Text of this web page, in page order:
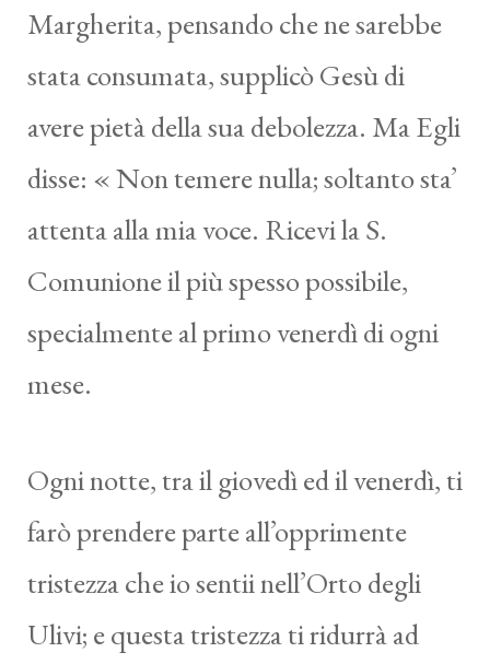
Margherita, pensando che ne sarebbe
stata consumata, supplicò Gesù di
avere pietà della sua debolezza. Ma Egli
disse: « Non temere nulla; soltanto sta’
attenta alla mia voce. Ricevi la S.
Comunione il più spesso possibile,
specialmente al primo venerdì di ogni
mese.
Ogni notte, tra il giovedì ed il venerdì, ti
farò prendere parte all’opprimente
tristezza che io sentii nell’Orto degli
Ulivi; e questa tristezza ti ridurrà ad